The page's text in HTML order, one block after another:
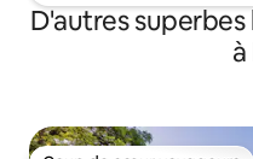
D'autres